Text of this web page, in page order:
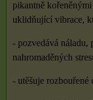
pikantně
uklidňující vibrace,
- pozvedává náladu,
nahromaděných
- utěšuje rozbouřené